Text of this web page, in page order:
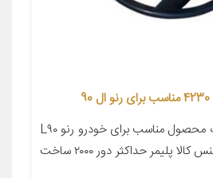
معرفی محصول جزئیات محصول مناسب برای خودرو رنو L۹۰
تعداد در بسته‌بندی ۱ جنس کالا پلیمر حداکثر دور ۲۰۰۰ ساخت